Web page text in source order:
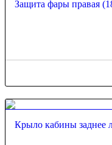
Защита фары правая
Крыло кабины заднее